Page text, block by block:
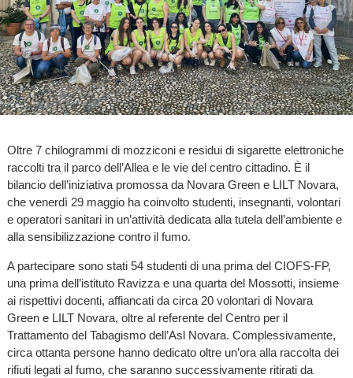
Oltre 7 chilogrammi di mozziconi e residui di sigarette elettroniche
raccolti tra il parco dell’Allea e le vie del centro cittadino. È il
bilancio dell’iniziativa promossa da Novara Green e LILT Novara,
che venerdì 29 maggio ha coinvolto studenti, insegnanti, volontari
e operatori sanitari in un’attività dedicata alla tutela dell’ambiente e
alla sensibilizzazione contro il fumo.
A partecipare sono stati 54 studenti di una prima del CIOFS-FP,
una prima dell’istituto Ravizza e una quarta del Mossotti, insieme
ai rispettivi docenti, affiancati da circa 20 volontari di Novara
Green e LILT Novara, oltre al referente del Centro per il
Trattamento del Tabagismo dell’Asl Novara. Complessivamente,
circa ottanta persone hanno dedicato oltre un’ora alla raccolta dei
rifiuti legati al fumo, che saranno successivamente ritirati da